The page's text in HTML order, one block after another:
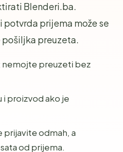
Blenderi.ba.
prijema može se
preuzeta.
preuzeti bez
i proizvod ako je
odmah, a
od prijema.